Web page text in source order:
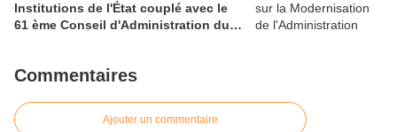
Institutions de l'État couplé avec le
61 ème Conseil d'Administration du
Commentaires
Ajouter un commentaire